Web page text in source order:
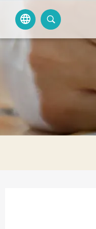
language